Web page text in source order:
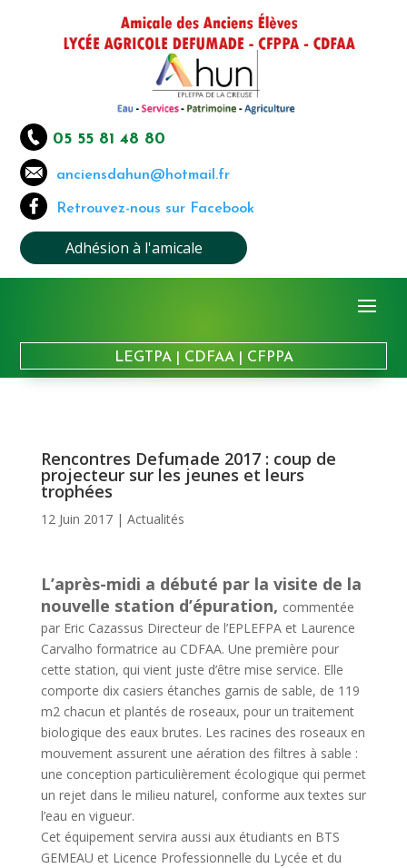
05 55 81 48 80
anciensdahun@hotmail.fr
Retrouvez-nous sur Facebook
Adhésion à l'amicale
LEGTPA| CDFAA| CFPPA
Rencontres Defumade 2017 : coup de
projecteur sur les jeunes et leurs
trophées
12 Juin 2017| Actualités
L’après-midi a débuté par la visite de la
nouvelle station d’épuration, commentée
par Eric Cazassus Directeur de l’EPLEFPA et Laurence
Carvalho formatrice au CDFAA. Une première pour
cette station, qui vient juste d’être mise service. Elle
comporte dix casiers étanches garnis de sable, de 119
m2 chacun et plantés de roseaux, pour un traitement
biologique des eaux brutes. Les racines des roseaux en
mouvement assurent une aération des filtres à sable :
une conception particulièrement écologique qui permet
un rejet dans le milieu naturel, conforme aux textes sur
l’eau en vigueur.
Cet équipement servira aussi aux étudiants en BTS
GEMEAU et Licence Professionnelle du Lycée et du